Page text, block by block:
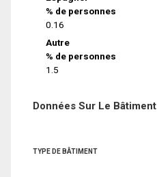
% de personnes
0.16
Autre
% de personnes
1.5
Données Sur Le Bâtiment
TYPE DE BÂTIMENT